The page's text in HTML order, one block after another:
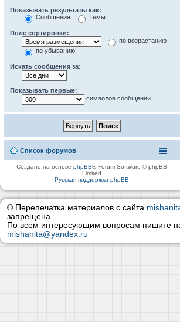
Показывать результаты как:
Сообщения
Темы
Поле сортировки:
по возрастанию
по убыванию
Искать сообщения за:
Показывать первые:
символов сообщений
Список форумов
Создано на основеphpBB® Forum Software © phpBB
Limited
Русская поддержка phpBB
© Перепечатка материалов с сайта
запрещена
По всем интересующим вопросам пишите
mishanita@yandex.ru